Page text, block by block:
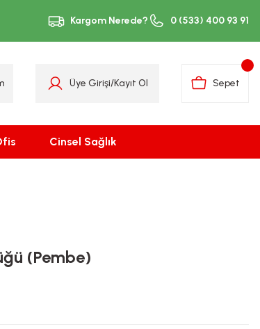
Kargom Nerede? 0 (533) 400 93 91
Üye Girişi/Kayıt Ol Sepet
Cinsel Sağlık
(Pembe)